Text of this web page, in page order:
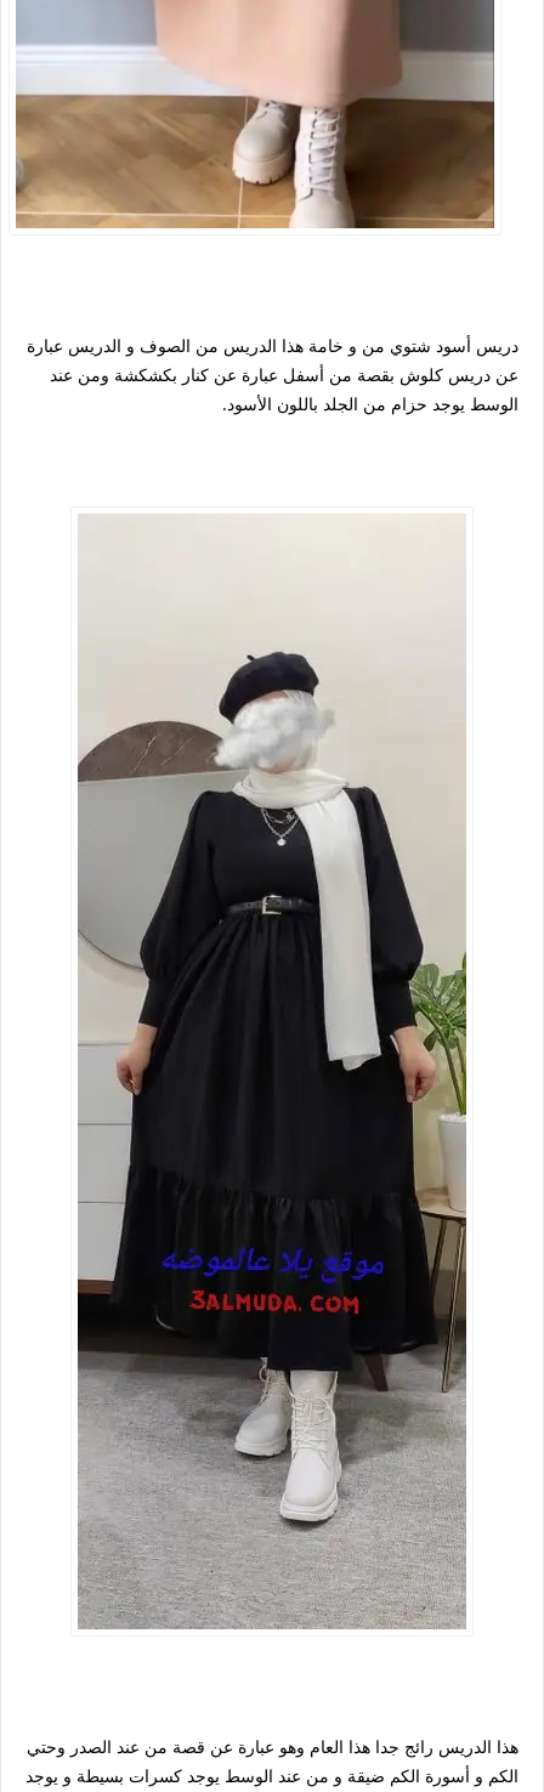
دريس أسود شتوي من و خامة هذا الدريس من الصوف و الدريس عبارة
عن دريس كلوش بقصة من أسفل عبارة عن كنار بكشكشة ومن عند
الوسط يوجد حزام من الجلد باللون الأسود.
هذا الدريس رائج جدا هذا العام وهو عبارة عن قصة من عند الصدر وحتي
الكم و أسورة الكم ضيقة و من عند الوسط يوجد كسرات بسيطة و يوجد